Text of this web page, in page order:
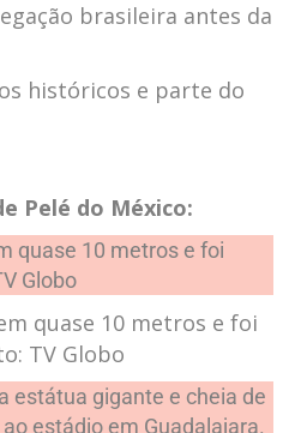
brasileira antes da
históricos e parte do
Pelé do México:
quase 10 metros e foi
TV Globo